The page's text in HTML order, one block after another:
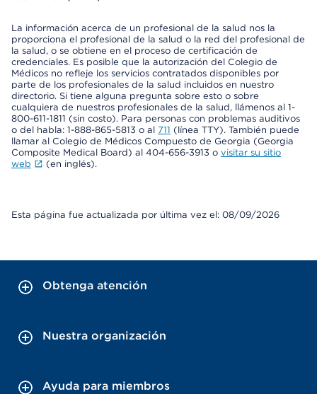
La información acerca de un profesional de la salud nos la
proporciona el profesional de la salud o la red del profesional de
la salud, o se obtiene en el proceso de certificación de
credenciales. Es posible que la autorización del Colegio de
Médicos no refleje los servicios contratados disponibles por
parte de los profesionales de la salud incluidos en nuestro
directorio. Si tiene alguna pregunta sobre esto o sobre
cualquiera de nuestros profesionales de la salud, llámenos al 1-
800-611-1811 (sin costo). Para personas con problemas auditivos
o del habla: 1-888-865-5813 o al 711 (línea TTY). También puede
llamar al Colegio de Médicos Compuesto de Georgia (Georgia
Composite Medical Board) al 404-656-3913 o visitar su sitio
web
(en inglés).
Esta página fue actualizada por última vez el: 08/09/2026
Obtenga atención
Nuestra organización
Ayuda para miembros